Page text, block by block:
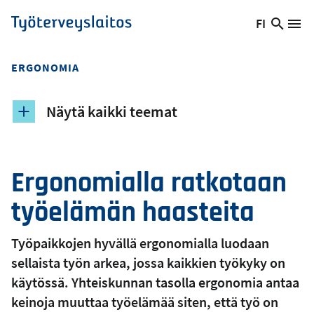
Hyppää
pääsisältöön
Työterveyslaitos
Vaihda
FI
Hae
ERGONOMIA
Ergonomialla ratkotaan
työelämän haasteita
Työpaikkojen hyvällä ergonomialla luodaan
sellaista työn arkea, jossa kaikkien työkyky on
käytössä. Yhteiskunnan tasolla ergonomia antaa
keinoja muuttaa työelämää siten, että työ on
Näytä kaikki teemat